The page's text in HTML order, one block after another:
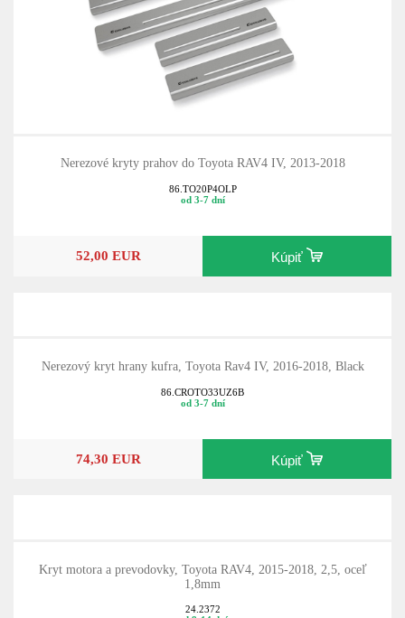
Nerezové kryty prahov do Toyota RAV4 IV, 2013-2018
86.TO20P4OLP
od 3-7 dní
52,00 EUR Kúpiť
Nerezový kryt hrany kufra, Toyota Rav4 IV, 2016-2018, Black
86.CROTO33UZ6B
od 3-7 dní
74,30 EUR Kúpiť
Kryt motora a prevodovky, Toyota RAV4, 2015-2018, 2,5, oceľ
1,8mm
24.2372